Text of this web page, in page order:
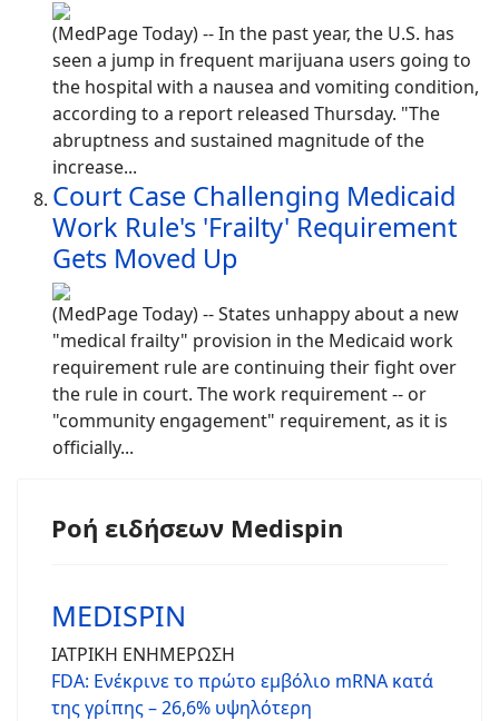
(MedPage Today) -- In the past year, the U.S. has
seen a jump in frequent marijuana users going to
the hospital with a nausea and vomiting condition,
according to a report released Thursday. "The
abruptness and sustained magnitude of the
increase...
Court Case Challenging Medicaid
Work Rule's 'Frailty' Requirement
Gets Moved Up
(MedPage Today) -- States unhappy about a new
"medical frailty" provision in the Medicaid work
requirement rule are continuing their fight over
the rule in court. The work requirement -- or
"community engagement" requirement, as it is
officially...
Ροή ειδήσεων Medispin
MEDISPIN
ΙΑΤΡΙΚΗ ΕΝΗΜΕΡΩΣΗ
FDA: Ενέκρινε το πρώτο εμβόλιο mRNA κατά
της γρίπης – 26,6% υψηλότερη